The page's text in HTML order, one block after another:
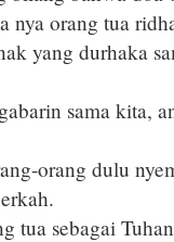
nya orang tua
yang durhaka
sama kita,
orang dulu
tua sebagai